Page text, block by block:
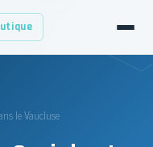
le Vaucluse